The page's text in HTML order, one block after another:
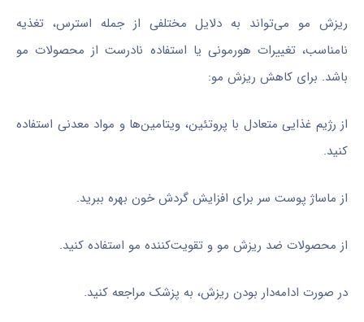
ریزش مو می‌تواند به دلایل مختلفی از جمله استرس، تغذیه
نامناسب، تغییرات هورمونی یا استفاده نادرست از محصولات مو
باشد. برای کاهش ریزش مو:
از رژیم غذایی متعادل با پروتئین، ویتامین‌ها و مواد معدنی استفاده
کنید.
از ماساژ پوست سر برای افزایش گردش خون بهره ببرید.
از محصولات ضد ریزش مو و تقویت‌کننده مو استفاده کنید.
در صورت ادامه‌دار بودن ریزش، به پزشک مراجعه کنید.